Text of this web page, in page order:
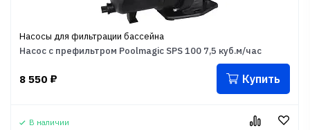
Насосы для фильтрации бассейна
Насос с префильтром Poolmagic SPS 100 7,5 куб.м/час
8 550 ₽ Купить
В наличии